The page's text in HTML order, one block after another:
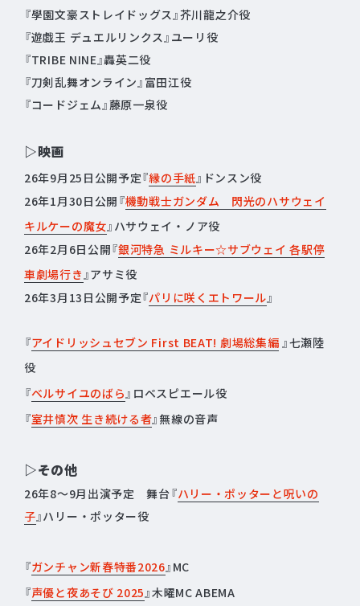
『學園文豪ストレイドッグス』芥川龍之介役
『遊戯王 デュエルリンクス』ユーリ役
『TRIBE NINE』轟英二役
『刀剣乱舞オンライン』富田江役
『コードジェム』藤原一泉役
▷映画
26年9月25日公開予定『縁の手紙 』ドンスン役
26年1月30日公開『機動戦士ガンダム 閃光のハサウェイ
キルケーの魔女 』ハサウェイ・ノア役
26年2月6日公開『銀河特急 ミルキー☆サブウェイ 各駅停
車劇場行き 』アサミ役
26年3月13日公開予定『パリに咲くエトワール 』
『アイドリッシュセブン First BEAT! 劇場総集編 』七瀬陸
役
『ベルサイユのばら 』ロベスピエール役
『室井慎次 生き続ける者』無線の音声
▷その他
26年8～9月出演予定 舞台『ハリー・ポッターと呪いの
子 』ハリー・ポッター役
『ガンチャン新春特番2026 』MC
『声優と夜あそび 2025 』木曜MC ABEMA